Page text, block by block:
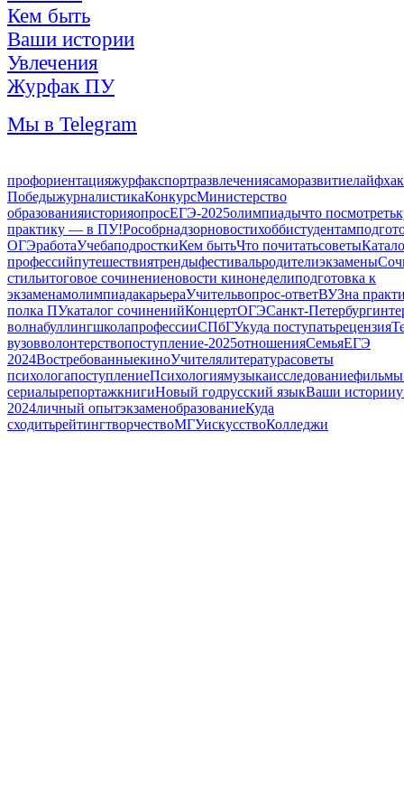
Кем быть
Ваши истории
Увлечения
Журфак ПУ
Мы в Telegram
профориентацияжурфакспортразвлечениясаморазвитие
ПобедыжурналистикаКонкурсМинистерство
образованияисторияопросЕГЭ-2025олимпиадычто посмотреть
практику — в ПУ!Рособрнадзорновостихоббистудентам
ОГЭработаУчебаподросткиКем бытьЧто почитатьсоветы
профессийпутешествиятрендыфестивальродителиэкзамены
стильитоговое сочинениеновости кинонеделиподготовка к
экзаменамолимпиадакарьераУчительвопрос-ответВУЗна
полка ПУкаталог сочиненийКонцертОГЭСанкт-Петербург
волнабуллингшколапрофессииСПбГУкуда поступатьрецензия
вузовволонтерствопоступление-2025отношенияСемьяЕГЭ
2024ВостребованныекиноУчителялитературасоветы
психологапоступлениеПсихологиямузыкаисследование
сериалырепортажкнигиНовый годрусский языкВаши истории
2024личный опытэкзаменобразованиеКуда
сходитьрейтингтворчествоМГУискусствоКолледжи